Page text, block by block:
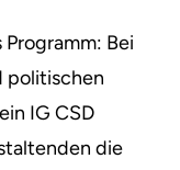
Bei
politischen
IG CSD
die